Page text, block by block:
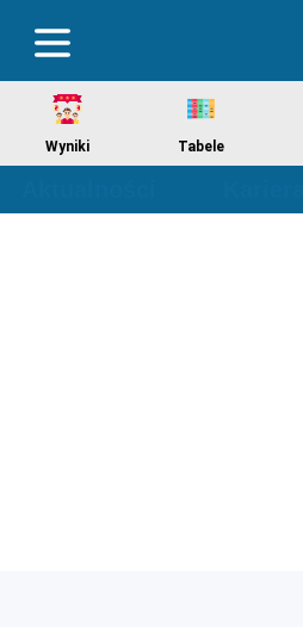
Wyniki Tabele